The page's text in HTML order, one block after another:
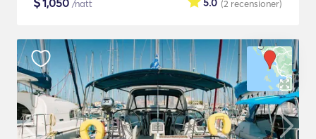
1,050 /natt (2 recensioner)
5.0